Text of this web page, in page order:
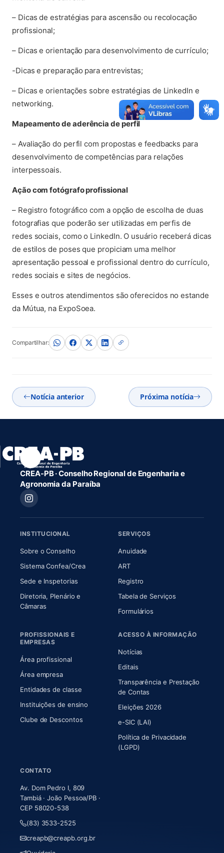
– Dicas de estratégias para ascensão ou recolocação
profissional;
– Dicas e orientação para desenvolvimento de currículo;
-Dicas e preparação para entrevistas;
– Dicas e orientações sobre estratégias de LinkedIn e
networking.
Mapeamento de aderência de perfil
– Avaliação do perfil com propostas e feedbacks para
desenvolvimento de competências para relações
interpessoais.
Ação com fotógrafo profissional
– Registro fotográfico com a opção de escolha de duas
fotografias que poderão ser utilizadas em perfis de
redes sociais, como o LinkedIn. O usuário receberá dicas
de estilos de poses que propiciam uma melhor
apresentação pessoal e profissional dentro do currículo,
redes sociais e sites de negócios.
Esses e outros atendimentos são oferecidos no estande
da Mútua, na ExpoSoea.
Compartilhar:
Notícia anterior Próxima notícia
CREA-PB · Conselho Regional de Engenharia e
Agronomia da Paraíba
INSTITUCIONAL
Sobre o Conselho(abre em nova aba)
Sistema Confea/Crea(abre em nova aba)
Sede e Inspetorias
Diretoria, Plenário e
Câmaras(abre em nova aba)
SERVIÇOS
Anuidade
ART(abre em nova aba)
Registro
Tabela de Serviços
Formulários
PROFISSIONAIS E
EMPRESAS
Área profissional
Área empresa
Entidades de classe
Instituições de ensino
Clube de Descontos
ACESSO À INFORMAÇÃO
Notícias
Editais
Transparência e Prestação
de Contas
Eleições 2026
e-SIC (LAI)
Política de Privacidade
(LGPD)
CONTATO
Av. Dom Pedro I, 809
Tambiá · João Pessoa/PB ·
CEP 58020-538
(83) 3533-2525
creapb@creapb.org.br